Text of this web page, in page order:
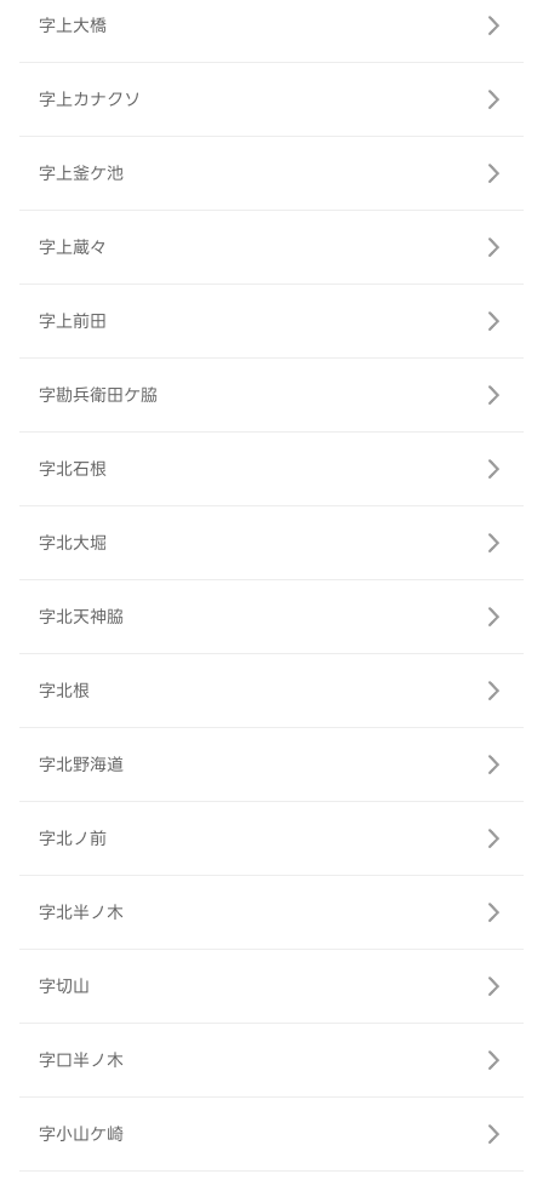
字上大橋
字上カナクソ
字上釜ケ池
字上蔵々
字上前田
字勘兵衛田ケ脇
字北石根
字北大堀
字北天神脇
字北根
字北野海道
字北ノ前
字北半ノ木
字切山
字口半ノ木
字小山ケ崎